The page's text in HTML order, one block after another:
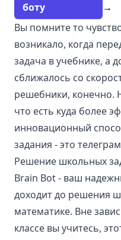
боту
→
Вы помните то
возникало, когда
задача в учебнике, а
сближалось со
решебники, конечно.
что есть куда более
инновационный
задания - это
Решение школьных
Brain Bot - ваш
доходит до решения
математике. Вне
классе вы учитесь,